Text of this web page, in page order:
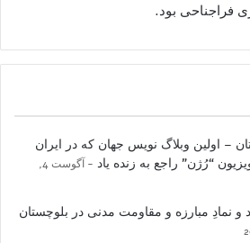
فراجناحی بود.
– اولین وبلاگ نویس جهان که در ایران
“رُژن” راجع به زنده یاد
آگوست 4,
و نمادِ مبارزه و مقاومت مدنی در بلوچستان